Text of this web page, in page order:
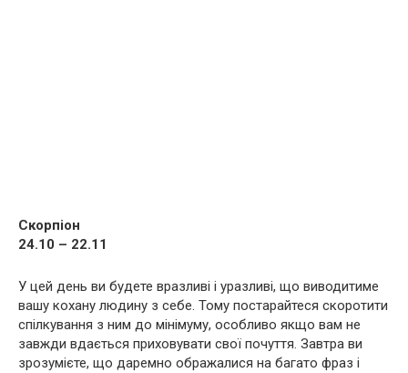
Скорпіон
24.10 – 22.11
У цей день ви будете вразливі і уразливі, що виводитиме
вашу кохану людину з себе. Тому постарайтеся скоротити
спілкування з ним до мінімуму, особливо якщо вам не
завжди вдається приховувати свої почуття. Завтра ви
зрозумієте, що даремно ображалися на багато фраз і